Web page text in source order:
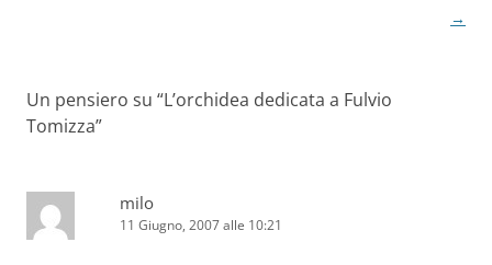
→
Un pensiero su “L’orchidea dedicata a Fulvio
Tomizza”
milo
11 Giugno, 2007 alle 10:21